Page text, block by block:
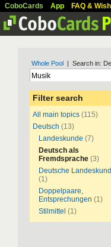
CoboCards App FAQ &
Whole Pool | Search in:
Filter search
All main topics (115)
Deutsch (13)
Landeskunde (7)
Deutsch als
Fremdsprache (3)
Deutsche
(1)
Doppelpaare,
Entsprechungen (1)
Stilmittel (1)